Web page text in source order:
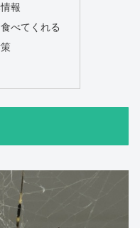
報
べてくれる